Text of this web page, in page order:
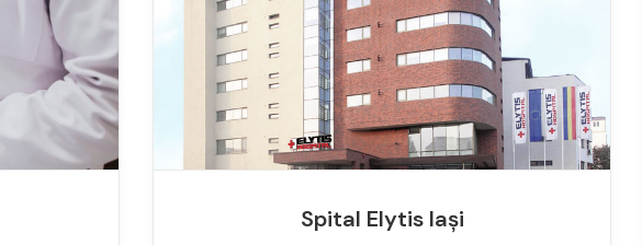
Spital Elytis Iași